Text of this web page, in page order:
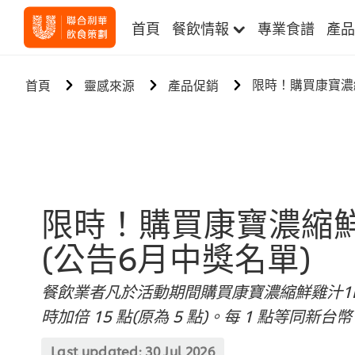
首頁 餐飲情報 專業食譜 產
首頁 靈感來源 產品促銷 限時！購買康寶
限時！購買康寶濃縮
(公告6月中獎名單)
餐飲業者凡於活動期間購買康寶濃縮鮮雞汁
時加倍 15 點(原為 5 點)。每 1 點等同新台
Last updated: 30 Jul 2026